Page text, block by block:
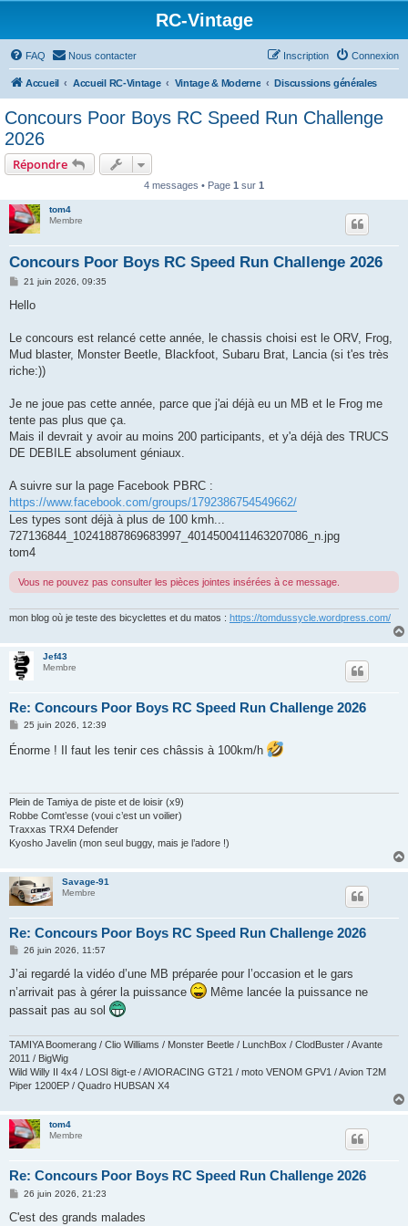
RC-Vintage
FAQ Nous contacter Connexion
Inscription
Accueil Accueil RC-Vintage Vintage & Moderne Discussions générales
Concours Poor Boys RC Speed Run Challenge
2026
Répondre
4 messages • Page 1 sur 1
tom4
Membre
Concours Poor Boys RC Speed Run Challenge 2026
M
s
g
21 juin 2026, 09:35
Hello
Le concours est relancé cette année, le chassis choisi est le ORV, Frog,
Mud blaster, Monster Beetle, Blackfoot, Subaru Brat, Lancia (si t'es très
riche:))
Je ne joue pas cette année, parce que j'ai déjà eu un MB et le Frog me
tente pas plus que ça.
Mais il devrait y avoir au moins 200 participants, et y'a déjà des TRUCS
DE DEBILE absolument géniaux.
A suivre sur la page Facebook PBRC :
https://www.facebook.com/groups/1792386754549662/
Les types sont déjà à plus de 100 kmh...
727136844_10241887869683997_4014500411463207086_n.jpg
tom4
Vous ne pouvez pas consulter les pièces jointes insérées à ce message.
mon blog où je teste des bicyclettes et du matos : https://tomdussycle.wordpress.com/
Jef43
Membre
Re: Concours Poor Boys RC Speed Run Challenge 2026
M
s
s
25 juin 2026, 12:39
Énorme ! Il faut les tenir ces châssis à 100km/h
Plein de Tamiya de piste et de loisir (x9)
Robbe Comt’esse (voui c’est un voilier)
Traxxas TRX4 Defender
Kyosho Javelin (mon seul buggy, mais je l’adore !)
Savage-91
Membre
Re: Concours Poor Boys RC Speed Run Challenge 2026
M
s
a
e
26 juin 2026, 11:57
J’ai regardé la vidéo d’une MB préparée pour l’occasion et le gars
n’arrivait pas à gérer la puissance
Même lancée la puissance ne
passait pas au sol
TAMIYA Boomerang / Clio Williams / Monster Beetle / LunchBox / ClodBuster / Avante
2011 / BigWig
Wild Willy II 4x4 / LOSI 8igt-e / AVIORACING GT21 / moto VENOM GPV1 / Avion T2M
Piper 1200EP / Quadro HUBSAN X4
tom4
Membre
Re: Concours Poor Boys RC Speed Run Challenge 2026
M
s
26 juin 2026, 21:23
C'est des grands malades